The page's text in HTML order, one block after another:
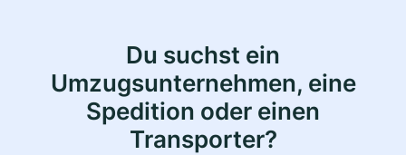
Du suchst ein
Umzugsunternehmen, eine
Spedition oder einen
Transporter?